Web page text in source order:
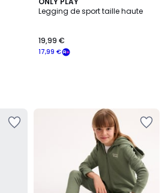
Legging de sport taille haute
17,99 €
19,99 €